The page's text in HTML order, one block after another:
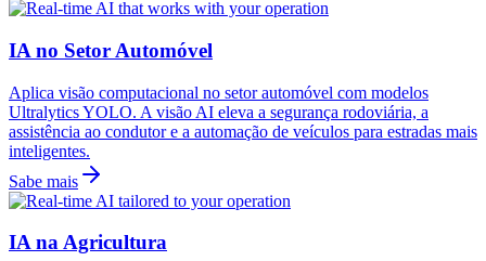
IA no Setor Automóvel
Aplica visão computacional no setor automóvel com modelos
Ultralytics YOLO. A visão AI eleva a segurança rodoviária, a
assistência ao condutor e a automação de veículos para estradas mais
inteligentes.
Sabe mais
IA na Agricultura